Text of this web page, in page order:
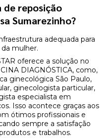
de reposição
Sumarezinho?
adequada para
mulher.
oferece a solução no
DIAGNÓSTICA, como,
ginecológica São Paulo,
ginecologista particular,
especialista em
Isso acontece graças aos
ótimos profissionais e
sempre a satisfação
e trabalhos.